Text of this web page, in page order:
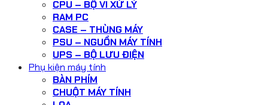
CPU – BỘ VI XỬ LÝ
RAM PC
CASE – THÙNG MÁY
PSU – NGUỒN MÁY TÍNH
UPS – BỘ LƯU ĐIỆN
Phụ kiện máy tính
BÀN PHÍM
CHUỘT MÁY TÍNH